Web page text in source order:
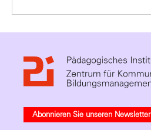
Abonnieren Sie unseren Newsletter